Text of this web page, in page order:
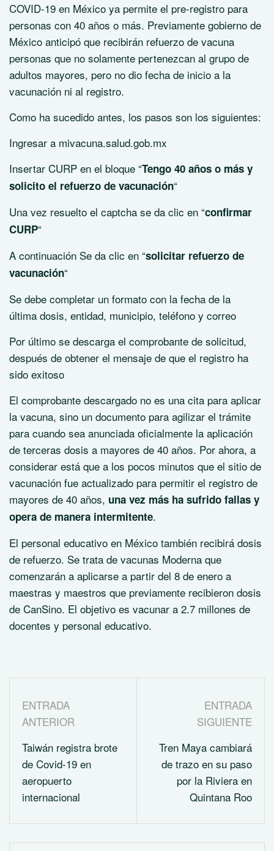
COVID-19 en México ya permite el pre-registro para
personas con 40 años o más. Previamente gobierno de
México anticipó que recibirán refuerzo de vacuna
personas que no solamente pertenezcan al grupo de
adultos mayores, pero no dio fecha de inicio a la
vacunación ni al registro.
Como ha sucedido antes, los pasos son los siguientes:
Ingresar a mivacuna.salud.gob.mx
Insertar CURP en el bloque “Tengo 40 años o más y
solicito el refuerzo de vacunación“
Una vez resuelto el captcha se da clic en “confirmar
CURP“
A continuación Se da clic en “solicitar refuerzo de
vacunación“
Se debe completar un formato con la fecha de la
última dosis, entidad, municipio, teléfono y correo
Por último se descarga el comprobante de solicitud,
después de obtener el mensaje de que el registro ha
sido exitoso
El comprobante descargado no es una cita para aplicar
la vacuna, sino un documento para agilizar el trámite
para cuando sea anunciada oficialmente la aplicación
de terceras dosis a mayores de 40 años. Por ahora, a
considerar está que a los pocos minutos que el sitio de
vacunación fue actualizado para permitir el registro de
mayores de 40 años, una vez más ha sufrido fallas y
opera de manera intermitente.
El personal educativo en México también recibirá dosis
de refuerzo. Se trata de vacunas Moderna que
comenzarán a aplicarse a partir del 8 de enero a
maestras y maestros que previamente recibieron dosis
de CanSino. El objetivo es vacunar a 2.7 millones de
docentes y personal educativo.
ENTRADA
ANTERIOR
Taiwán registra brote
de Covid-19 en
aeropuerto
internacional
ENTRADA
SIGUIENTE
Tren Maya cambiará
de trazo en su paso
por la Riviera en
Quintana Roo